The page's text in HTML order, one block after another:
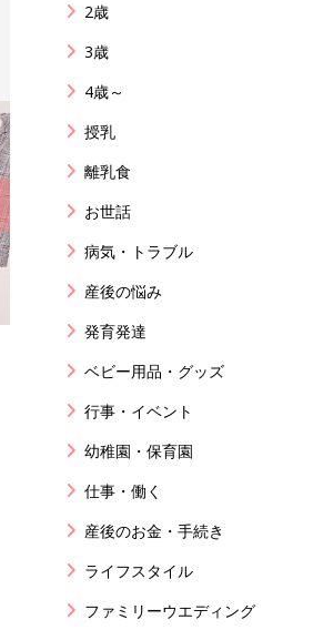
2歳
3歳
4歳～
授乳
離乳食
お世話
病気・トラブル
産後の悩み
発育発達
ベビー用品・グッズ
行事・イベント
幼稚園・保育園
仕事・働く
産後のお金・手続き
ライフスタイル
ファミリーウエディング